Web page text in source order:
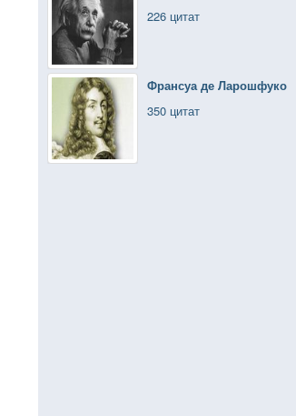
226 цитат
Франсуа де Ларошфуко
350 цитат